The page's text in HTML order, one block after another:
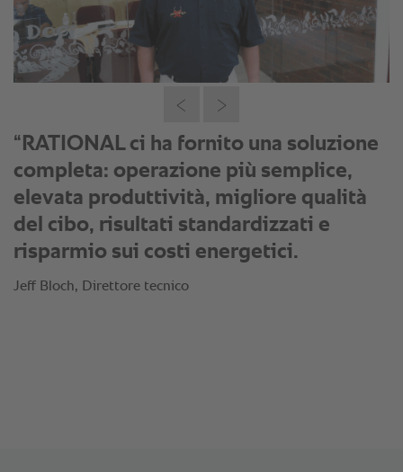
“RATIONAL ha compreso
perfettamente come trasformare le
nostre esigenze individuali e ha fornito
una soluzione personalizzata per
Nando’s. Hanno adattato i processi di
cottura alle pietanze da noi offerte e